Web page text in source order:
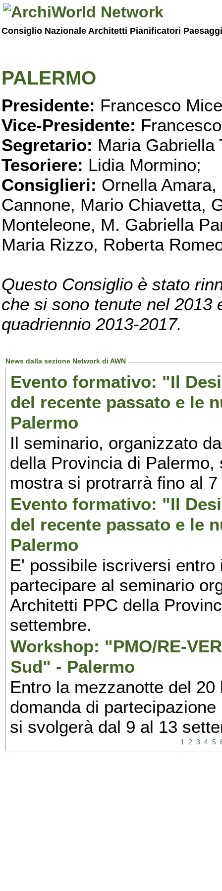
Consiglio Nazionale Architetti Pianificatori
PALERMO
Presidente: Francesco
Vice-Presidente:
Segretario: Maria Gabriella
Tesoriere: Lidia Mormino;
Consiglieri: Ornella
Cannone, Mario Chiavetta,
Monteleone, M. Gabriella
Maria Rizzo, Roberta
Questo Consiglio è stato
che si sono tenute nel 2013
quadriennio 2013-2017.
News dalla sezione Network di AWN
Evento formativo: "Il
del recente passato e le
Palermo
Il seminario, organizzato
della Provincia di
mostra si protrarrà fino al
Evento formativo: "Il
del recente passato e le
Palermo
E' possibile iscriversi
partecipare al seminario
Architetti PPC della
settembre.
Workshop: "PMO/RE-
Sud" - Palermo
Entro la mezzanotte del
domanda di
si svolgerà dal 9 al 13
1 2 3 4 5